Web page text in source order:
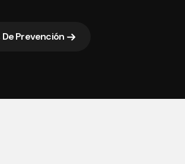
Prevención
Prevención